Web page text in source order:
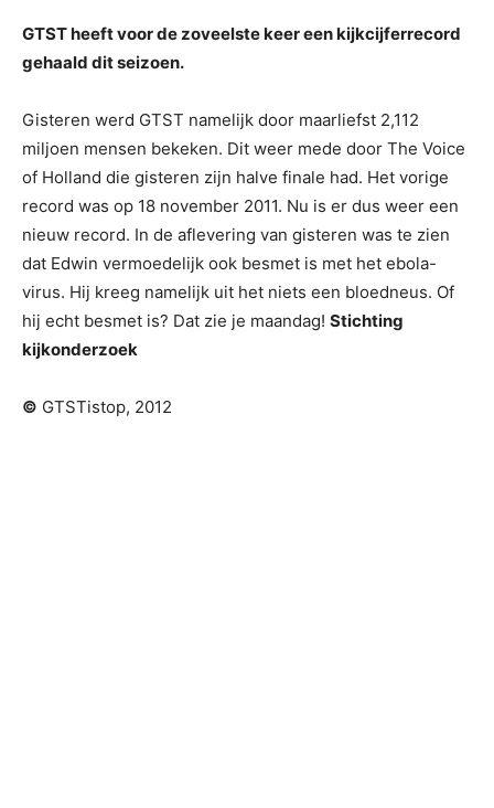
GTST heeft voor de zoveelste keer een kijkcijferrecord
gehaald dit seizoen.
Gisteren werd GTST namelijk door maarliefst 2,112
miljoen mensen bekeken. Dit weer mede door The Voice
of Holland die gisteren zijn halve finale had. Het vorige
record was op 18 november 2011. Nu is er dus weer een
nieuw record. In de aflevering van gisteren was te zien
dat Edwin vermoedelijk ook besmet is met het ebola-
virus. Hij kreeg namelijk uit het niets een bloedneus. Of
hij echt besmet is? Dat zie je maandag! Stichting
kijkonderzoek
© GTSTistop, 2012